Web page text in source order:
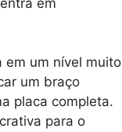
em um nível muito
um braço
placa completa.
para o